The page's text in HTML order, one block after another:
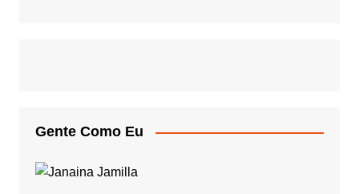
Gente Como Eu